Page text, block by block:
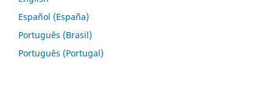
Español (España)
Português (Brasil)
Português (Portugal)